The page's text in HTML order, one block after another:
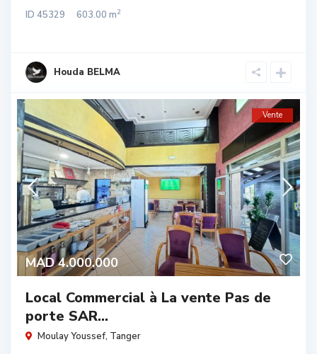
ID 45329 603.00 m2
Houda BELMA
MAD 4.000.000
Vente
Local Commercial à La vente Pas de
porte SAR...
Moulay Youssef, Tanger